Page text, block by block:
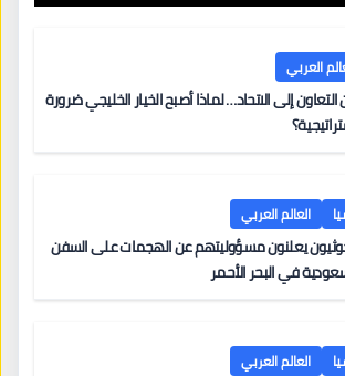
العربي
إلى الاتحاد… لماذا أصبح الخيار الخليجي ضرورة
العالم العربي
يعلنون مسؤوليتهم عن الهجمات على السفن
في البحر الأحمر
العالم العربي